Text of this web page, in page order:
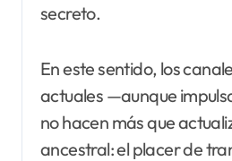
secreto.
En este sentido, los
actuales —aunque
no hacen más que
ancestral: el placer de